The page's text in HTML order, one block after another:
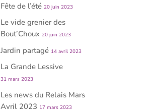
Fête de l’été 20 juin 2023
Le vide grenier des
Bout’Choux 20 juin 2023
Jardin partagé 14 avril 2023
La Grande Lessive
31 mars 2023
Les news du Relais Mars
Avril 2023 17 mars 2023